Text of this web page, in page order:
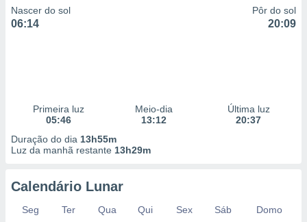
Nascer do sol
06:14
Pôr do sol
20:09
Primeira luz
05:46
Meio-dia
13:12
Última luz
20:37
Duração do dia 13h55m
Luz da manhã restante 13h29m
Calendário Lunar
Seg Ter Qua Qui Sex Sáb
Domo